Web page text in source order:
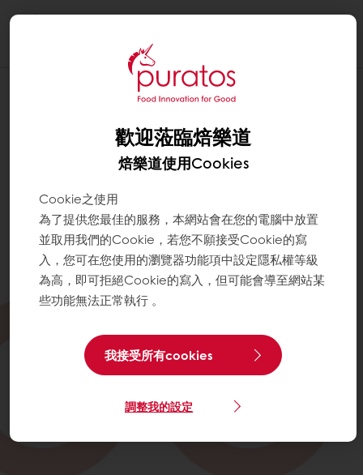
歡迎蒞臨焙樂道
焙樂道使用Cookies
Cookie之使用
為了提供您最佳的服務，本網站會在您的電腦中放置
並取用我們的Cookie，若您不願接受Cookie的寫
入，您可在您使用的瀏覽器功能項中設定隱私權等級
為高，即可拒絕Cookie的寫入，但可能會導至網站某
些功能無法正常執行 。
我接受所有cookies
調整我的設定